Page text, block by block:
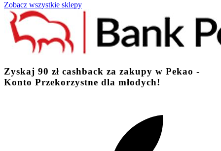
Zobacz wszystkie sklepy
Zyskaj 90 zł cashback za zakupy w Pekao -
Konto Przekorzystne dla młodych!